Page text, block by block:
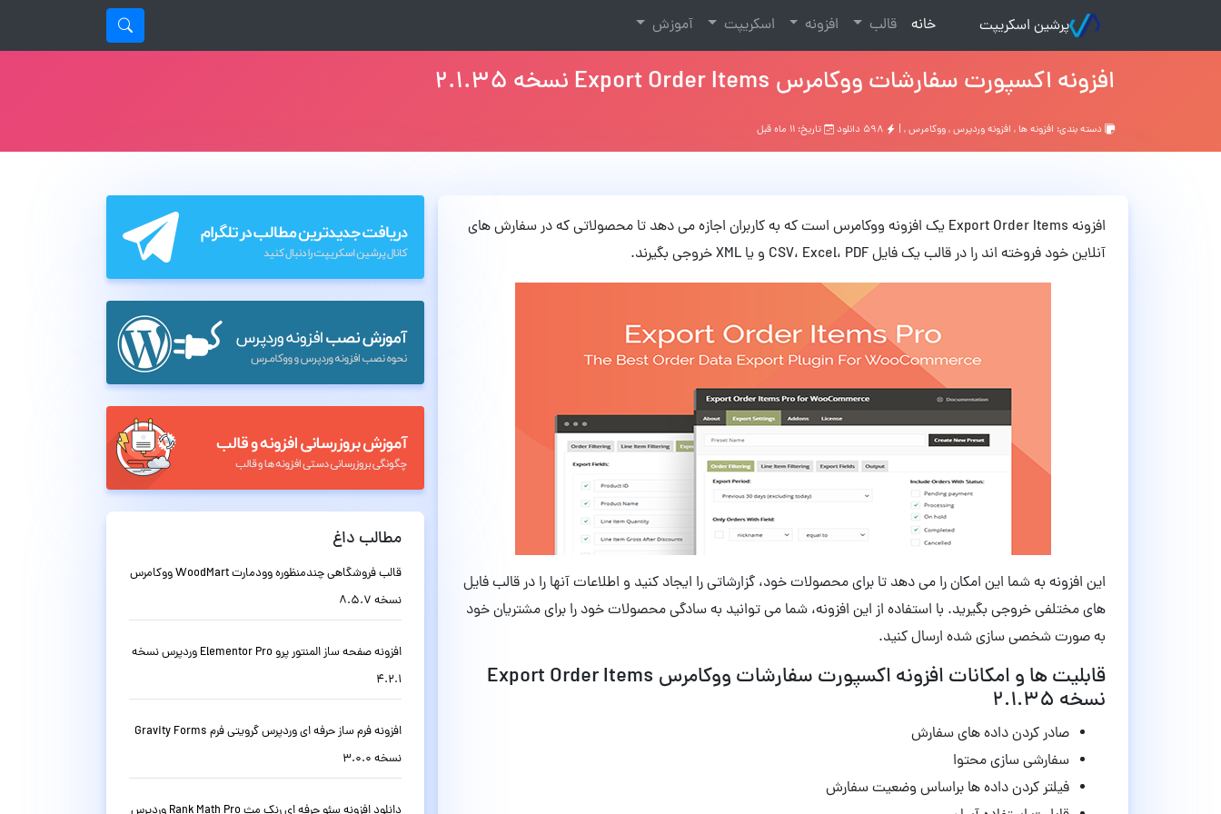
پرشین اسکریپت خانه
(current) قالب افزونه اسکریپت آموزش
افزونه اکسپورت سفارشات ووکامرس Export Order Items نسخه 2.1.35
دسته بندی: افزونه ها, افزونه وردپرس,ووکامرس, | تاریخ: ۱۱ ماه قبل
افزونه Export Order Items یک افزونه ووکامرس است که به کاربران اجازه می دهد تا محصولاتی که در سفارش های
آنلاین خود فروخته اند را در قالب یک فایل CSV، Excel، PDF و یا XML خروجی بگیرند.
این افزونه به شما این امکان را می دهد تا برای محصولات خود، گزارشاتی را ایجاد کنید و اطلاعات آنها را در قالب فایل
های مختلفی خروجی بگیرید. با استفاده از این افزونه، شما می توانید به سادگی محصولات خود را برای مشتریان خود
به صورت شخصی سازی شده ارسال کنید.
قابلیت ها و امکانات افزونه اکسپورت سفارشات ووکامرس Export Order Items
نسخه 2.1.35
صادر کردن داده های سفارش
سفارشی سازی محتوا
فیلتر کردن داده ها براساس وضعیت سفارش
مطالب داغ
قالب فروشگاهی چندمنظوره وودمارت WoodMart ووکامرس
نسخه 8.5.7
افزونه صفحه ساز المنتور پرو Elementor Pro وردپرس نسخه
4.2.1
افزونه فرم ساز حرفه ای وردپرس گرویتی فرم Gravity Forms
نسخه 3.0.0